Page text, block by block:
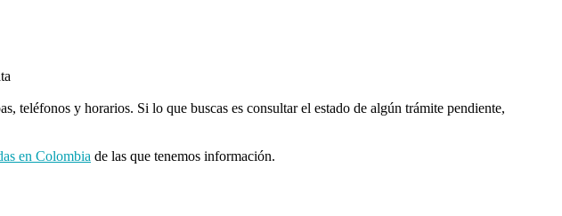
teléfonos y horarios. Si lo que buscas es consultar el estado de algún trámite pendiente,
en Colombia de las que tenemos información.